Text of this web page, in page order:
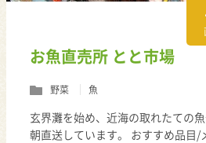
お魚直売所 とと市場
野菜 魚
玄界灘を始め、近海の取れたての
朝直送しています。 おすすめ品目/